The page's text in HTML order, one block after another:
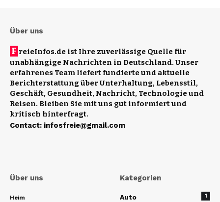
Über uns
F reieInfos.de ist Ihre zuverlässige Quelle für
unabhängige Nachrichten in Deutschland. Unser
erfahrenes Team liefert fundierte und aktuelle
Berichterstattung über Unterhaltung, Lebensstil,
Geschäft, Gesundheit, Nachricht, Technologie und
Reisen. Bleiben Sie mit uns gut informiert und
kritisch hinterfragt.
Contact: infosfreie@gmail.com
Über uns
Heim
Kategorien
Auto 1